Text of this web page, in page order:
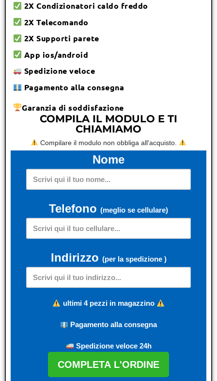
2X Condizionatori caldo freddo
2X Telecomando
2X Supporti parete
App ios/android
Spedizione veloce
Pagamento alla consegna
Garanzia di soddisfazione
COMPILA IL MODULO E TI
CHIAMIAMO
Compilare il modulo non obbliga all'acquisto.
Nome
Telefono (meglio se cellulare)
Indirizzo (per la spedizione )
ultimi 4 pezzi in magazzino
Pagamento alla consegna
Spedizione veloce 24h
COMPLETA L'ORDINE